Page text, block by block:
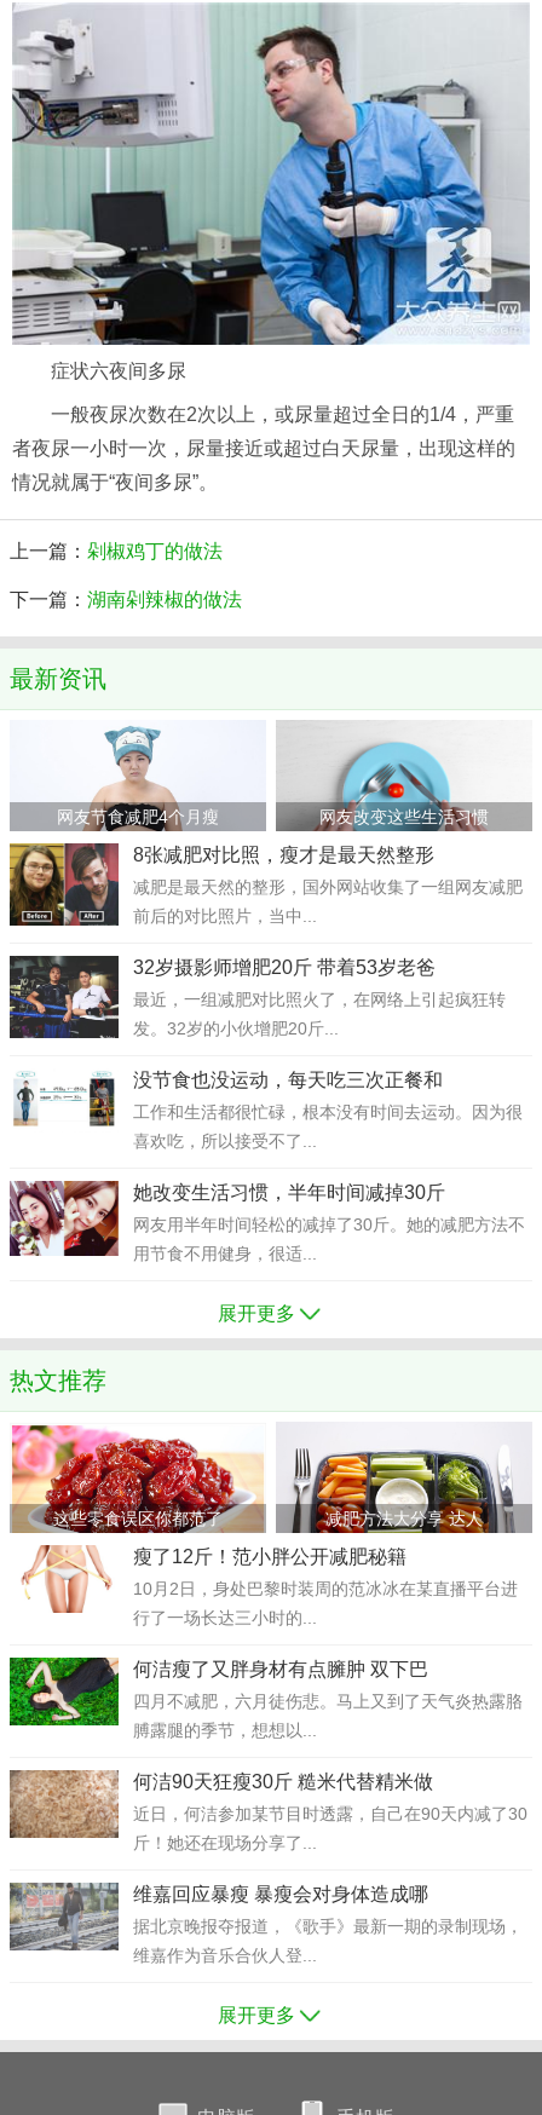
症状六夜间多尿
一般夜尿次数在2次以上，或尿量超过全日的1/4，严重
者夜尿一小时一次，尿量接近或超过白天尿量，出现这样的
情况就属于“夜间多尿”。
上一篇： 剁椒鸡丁的做法
下一篇： 湖南剁辣椒的做法
最新资讯
网友节食减肥4个月瘦 网友改变这些生活习惯
8张减肥对比照，瘦才是最天然整形
减肥是最天然的整形，国外网站收集了一组网友减肥
前后的对比照片，当中...
32岁摄影师增肥20斤 带着53岁老爸
最近，一组减肥对比照火了，在网络上引起疯狂转
发。32岁的小伙增肥20斤...
没节食也没运动，每天吃三次正餐和
工作和生活都很忙碌，根本没有时间去运动。因为很
喜欢吃，所以接受不了...
她改变生活习惯，半年时间减掉30斤
网友用半年时间轻松的减掉了30斤。她的减肥方法不
用节食不用健身，很适...
展开更多
热文推荐
这些零食误区你都范了 减肥方法大分享 达人
瘦了12斤！范小胖公开减肥秘籍
10月2日，身处巴黎时装周的范冰冰在某直播平台进
行了一场长达三小时的...
何洁瘦了又胖身材有点臃肿 双下巴
四月不减肥，六月徒伤悲。马上又到了天气炎热露胳
膊露腿的季节，想想以...
何洁90天狂瘦30斤 糙米代替精米做
近日，何洁参加某节目时透露，自己在90天内减了30
斤！她还在现场分享了...
维嘉回应暴瘦 暴瘦会对身体造成哪
据北京晚报夺报道，《歌手》最新一期的录制现场，
维嘉作为音乐合伙人登...
展开更多